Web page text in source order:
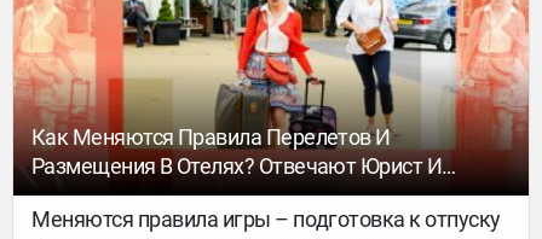
пункта, получится отпуск мечты. Сейчас при
бронировании номера или виллы,
путешественники делают ставку не только она
комфорт, но и вид из окна. Рассказываем, где
остановиться, чтобы каждое утро начиналось с
потрясающей панорамы – будь то старинные
улочки или густой лес.
Как Меняются Правила Перелетов И
Размещения В Отелях? Отвечают Юрист И
Опытный Путешественник
Меняются правила игры – подготовка к отпуску